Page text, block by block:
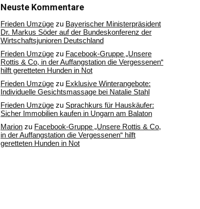
Archiv
Neuste Kommentare
Frieden Umzüge zu Bayerischer Ministerpräsident
Dr. Markus Söder auf der Bundeskonferenz der
Wirtschaftsjunioren Deutschland
Frieden Umzüge zu Facebook-Gruppe „Unsere
Rottis & Co, in der Auffangstation die Vergessenen“
hilft geretteten Hunden in Not
Frieden Umzüge zu Exklusive Winterangebote:
Individuelle Gesichtsmassage bei Natalie Stahl
Frieden Umzüge zu Sprachkurs für Hauskäufer:
Sicher Immobilien kaufen in Ungarn am Balaton
Marion zu Facebook-Gruppe „Unsere Rottis & Co,
in der Auffangstation die Vergessenen“ hilft
geretteten Hunden in Not